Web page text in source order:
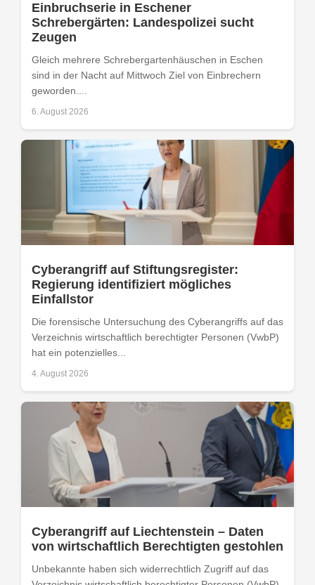
Einbruchserie in Eschener
Schrebergärten: Landespolizei sucht
Zeugen
Gleich mehrere Schrebergartenhäuschen in Eschen
sind in der Nacht auf Mittwoch Ziel von Einbrechern
geworden....
6. August 2026
Cyberangriff auf Stiftungsregister:
Regierung identifiziert mögliches
Einfallstor
Die forensische Untersuchung des Cyberangriffs auf das
Verzeichnis wirtschaftlich berechtigter Personen (VwbP)
hat ein potenzielles...
4. August 2026
Cyberangriff auf Liechtenstein – Daten
von wirtschaftlich Berechtigten gestohlen
Unbekannte haben sich widerrechtlich Zugriff auf das